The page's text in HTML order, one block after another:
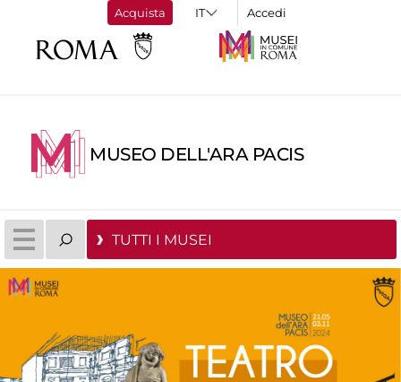
Acquista Accedi
MUSEO DELL'ARA PACIS
TUTTI I MUSEI